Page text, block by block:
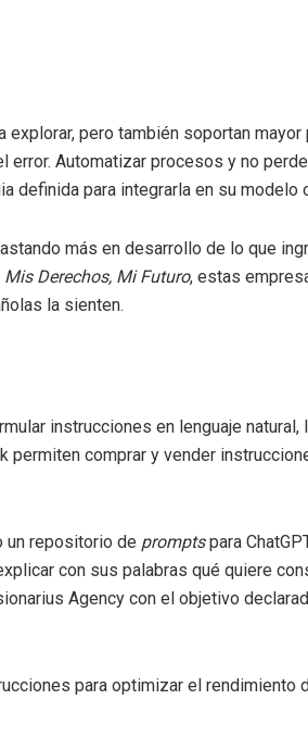
pero también soportan mayor
error. Automatizar procesos y no
definida para integrarla en su modelo
más en desarrollo de lo que
Mis Derechos, Mi Futuro, estas
la sienten.
instrucciones en lenguaje natural,
permiten comprar y vender
un repositorio de promptspara
con sus palabras qué quiere
Agency con el objetivo
para optimizar el rendimiento